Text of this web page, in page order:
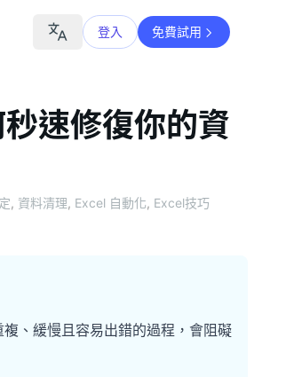
登入 免費試用
速修復你的資
, 資料清理, Excel 自動化, Excel技巧
、緩慢且容易出錯的過程，會阻礙